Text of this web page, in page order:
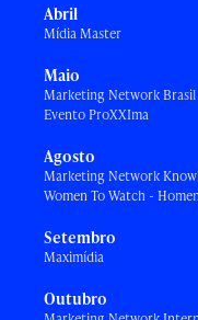
Abril
Mídia Master
Maio
Marketing Network Brasil
Evento ProXXIma
Agosto
Marketing Network
Women To Watch -
Setembro
Maximídia
Outubro